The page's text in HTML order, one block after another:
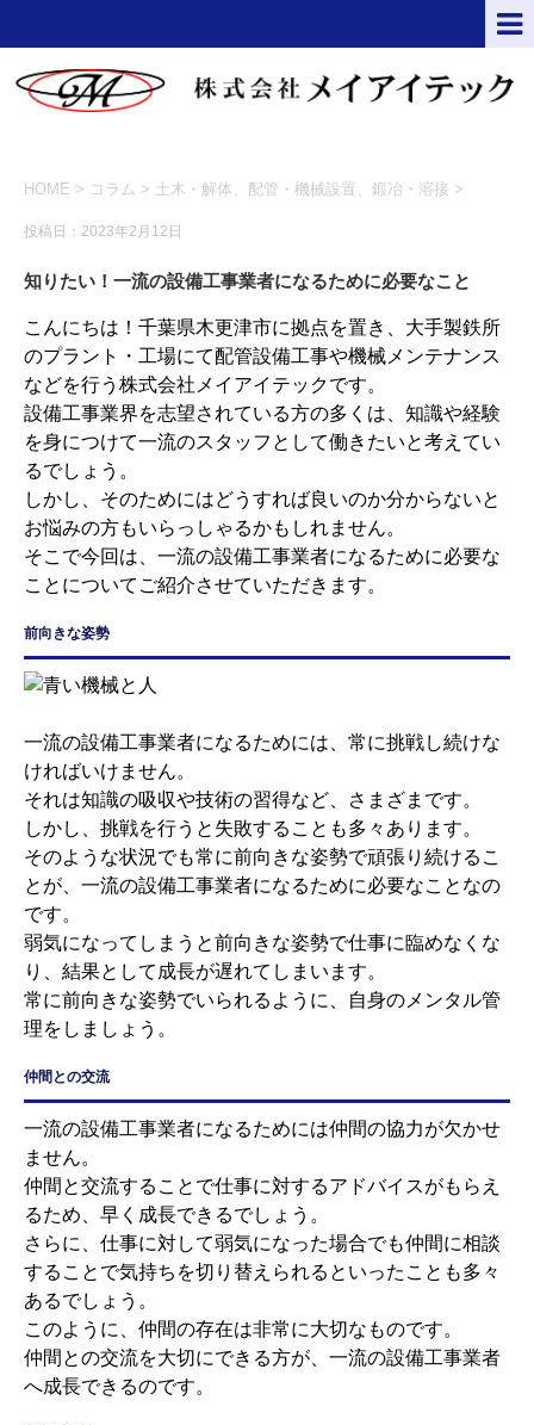
HOME > コラム > 土木・解体 、 配管・機械設置 、 鍛冶・溶接 >
投稿日：2023年2月12日
知りたい！一流の設備工事業者になるために必要なこと
こんにちは！千葉県木更津市に拠点を置き、大手製鉄所
のプラント・工場にて配管設備工事や機械メンテナンス
などを行う株式会社メイアイテックです。
設備工事業界を志望されている方の多くは、知識や経験
を身につけて一流のスタッフとして働きたいと考えてい
るでしょう。
しかし、そのためにはどうすれば良いのか分からないと
お悩みの方もいらっしゃるかもしれません。
そこで今回は、一流の設備工事業者になるために必要な
ことについてご紹介させていただきます。
前向きな姿勢
一流の設備工事業者になるためには、常に挑戦し続けな
ければいけません。
それは知識の吸収や技術の習得など、さまざまです。
しかし、挑戦を行うと失敗することも多々あります。
そのような状況でも常に前向きな姿勢で頑張り続けるこ
とが、一流の設備工事業者になるために必要なことなの
です。
弱気になってしまうと前向きな姿勢で仕事に臨めなくな
り、結果として成長が遅れてしまいます。
常に前向きな姿勢でいられるように、自身のメンタル管
理をしましょう。
仲間との交流
一流の設備工事業者になるためには仲間の協力が欠かせ
ません。
仲間と交流することで仕事に対するアドバイスがもらえ
るため、早く成長できるでしょう。
さらに、仕事に対して弱気になった場合でも仲間に相談
することで気持ちを切り替えられるといったことも多々
あるでしょう。
このように、仲間の存在は非常に大切なものです。
仲間との交流を大切にできる方が、一流の設備工事業者
へ成長できるのです。